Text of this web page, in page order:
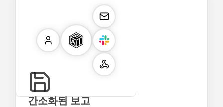
간소화된 보고